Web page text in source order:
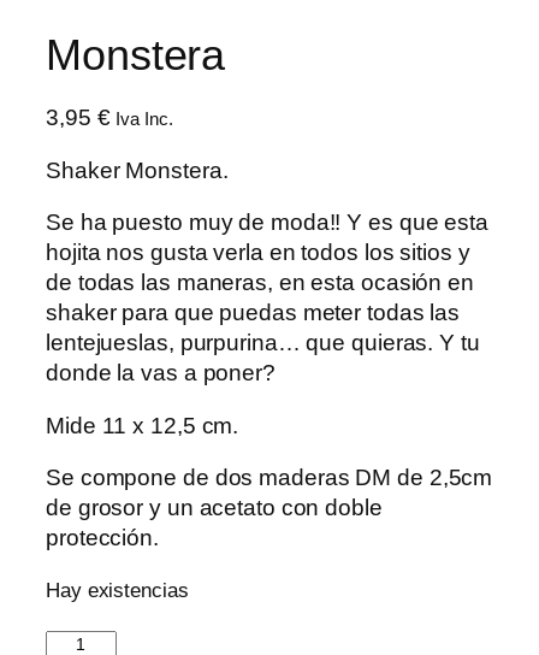
Monstera
3,95 € Iva Inc.
Shaker Monstera.
Se ha puesto muy de moda!! Y es que esta
hojita nos gusta verla en todos los sitios y
de todas las maneras, en esta ocasión en
shaker para que puedas meter todas las
lentejueslas, purpurina… que quieras. Y tu
donde la vas a poner?
Mide 11 x 12,5 cm.
Se compone de dos maderas DM de 2,5cm
de grosor y un acetato con doble
protección.
Hay existencias
Monstera